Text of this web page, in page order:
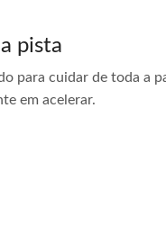
pista
para cuidar de toda a
em acelerar.